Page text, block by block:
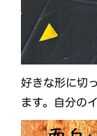
好きな形に切
ます。自分の